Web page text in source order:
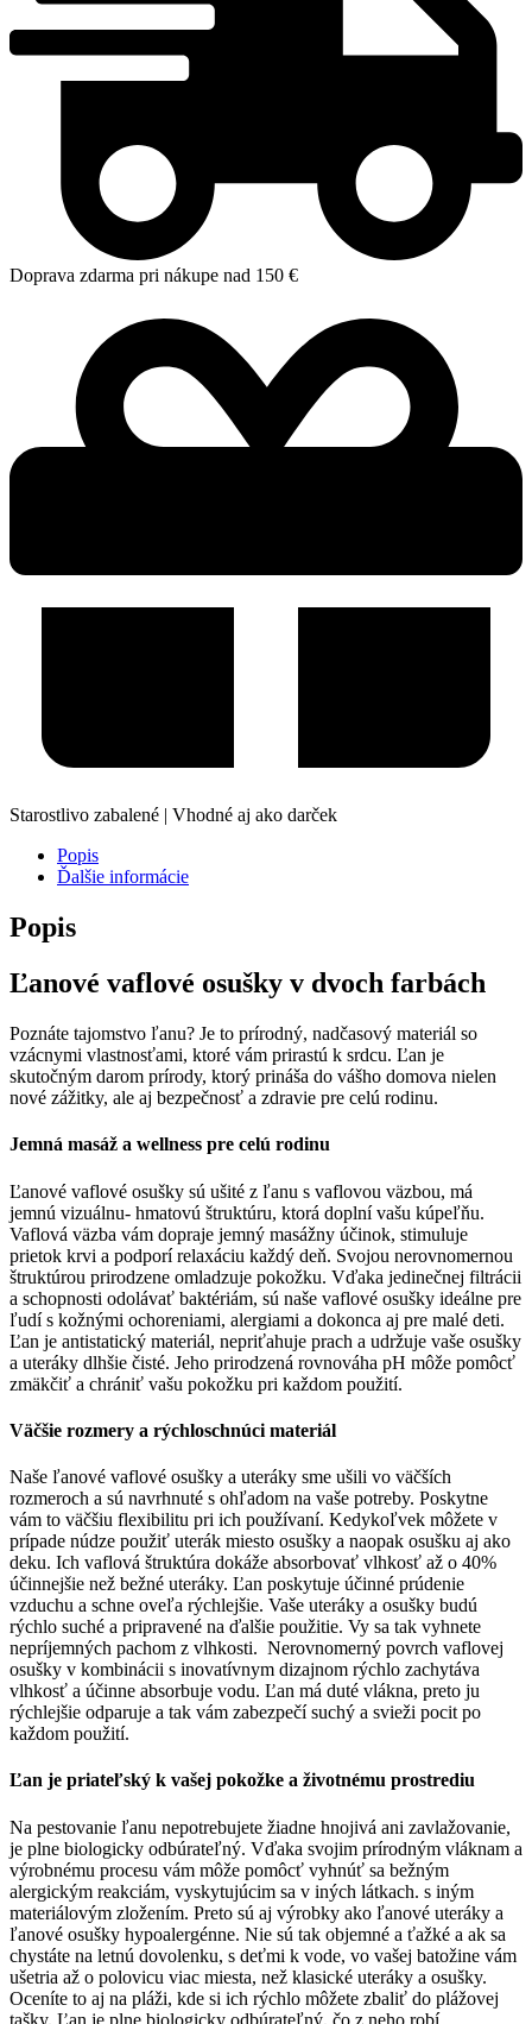
Doprava zdarma pri nákupe nad 150 €
Starostlivo zabalené | Vhodné aj ako darček
Popis
Ďalšie informácie
Popis
Ľanové vaflové osušky v dvoch farbách
Poznáte tajomstvo ľanu? Je to prírodný, nadčasový materiál so
vzácnymi vlastnosťami, ktoré vám prirastú k srdcu. Ľan je
skutočným darom prírody, ktorý prináša do vášho domova nielen
nové zážitky, ale aj bezpečnosť a zdravie pre celú rodinu.
Jemná masáž a wellness pre celú rodinu
Ľanové vaflové osušky sú ušité z ľanu s vaflovou väzbou, má
jemnú vizuálnu- hmatovú štruktúru, ktorá doplní vašu kúpeľňu.
Vaflová väzba vám dopraje jemný masážny účinok, stimuluje
prietok krvi a podporí relaxáciu každý deň. Svojou nerovnomernou
štruktúrou prirodzene omladzuje pokožku. Vďaka jedinečnej filtrácii
a schopnosti odolávať baktériám, sú naše vaflové osušky ideálne pre
ľudí s kožnými ochoreniami, alergiami a dokonca aj pre malé deti.
Ľan je antistatický materiál, nepriťahuje prach a udržuje vaše osušky
a uteráky dlhšie čisté. Jeho prirodzená rovnováha pH môže pomôcť
zmäkčiť a chrániť vašu pokožku pri každom použití.
Väčšie rozmery a rýchloschnúci materiál
Naše ľanové vaflové osušky a uteráky sme ušili vo väčších
rozmeroch a sú navrhnuté s ohľadom na vaše potreby. Poskytne
vám to väčšiu flexibilitu pri ich používaní. Kedykoľvek môžete v
prípade núdze použiť uterák miesto osušky a naopak osušku aj ako
deku. Ich vaflová štruktúra dokáže absorbovať vlhkosť až o 40%
účinnejšie než bežné uteráky. Ľan poskytuje účinné prúdenie
vzduchu a schne oveľa rýchlejšie. Vaše uteráky a osušky budú
rýchlo suché a pripravené na ďalšie použitie. Vy sa tak vyhnete
nepríjemných pachom z vlhkosti. Nerovnomerný povrch vaflovej
osušky v kombinácii s inovatívnym dizajnom rýchlo zachytáva
vlhkosť a účinne absorbuje vodu. Ľan má duté vlákna, preto ju
rýchlejšie odparuje a tak vám zabezpečí suchý a svieži pocit po
každom použití.
Ľan je priateľský k vašej pokožke a životnému prostrediu
Na pestovanie ľanu nepotrebujete žiadne hnojivá ani zavlažovanie,
je plne biologicky odbúrateľný. Vďaka svojim prírodným vláknam a
výrobnému procesu vám môže pomôcť vyhnúť sa bežným
alergickým reakciám, vyskytujúcim sa v iných látkach. s iným
materiálovým zložením. Preto sú aj výrobky ako ľanové uteráky a
ľanové osušky hypoalergénne. Nie sú tak objemné a ťažké a ak sa
chystáte na letnú dovolenku, s deťmi k vode, vo vašej batožine vám
ušetria až o polovicu viac miesta, než klasické uteráky a osušky.
Oceníte to aj na pláži, kde si ich rýchlo môžete zbaliť do plážovej
tašky. Ľan je plne biologicky odbúrateľný, čo z neho robí